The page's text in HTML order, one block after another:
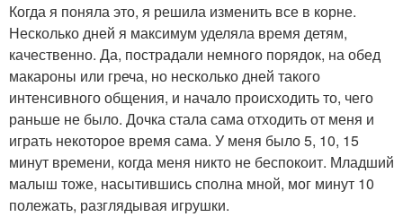
Когда я поняла это, я решила изменить все в корне.
Несколько дней я максимум уделяла время детям,
качественно. Да, пострадали немного порядок, на обед
макароны или греча, но несколько дней такого
интенсивного общения, и начало происходить то, чего
раньше не было. Дочка стала сама отходить от меня и
играть некоторое время сама. У меня было 5, 10, 15
минут времени, когда меня никто не беспокоит. Младший
малыш тоже, насытившись сполна мной, мог минут 10
полежать, разглядывая игрушки.